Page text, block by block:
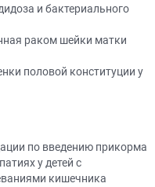
и бактериального
раком шейки матки
половой конституции у
по введению прикорма
у детей с
кишечника